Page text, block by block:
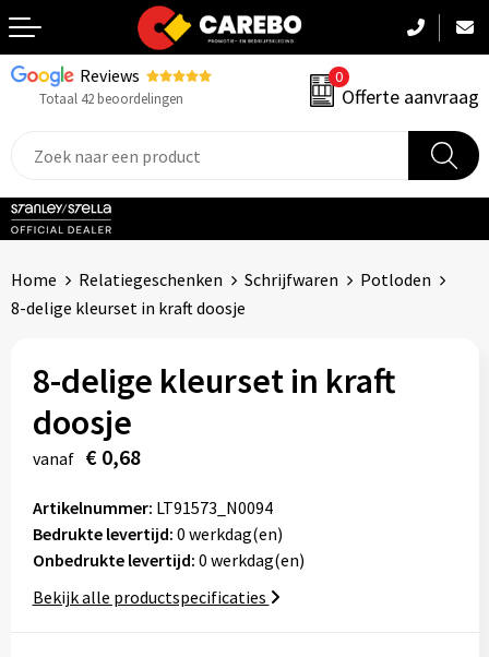
Reviews
Totaal 42 beoordelingen
0
Offerte aanvraag
Terug
Sportkleding
Handdoeken & Dekens
Kinderkleding
Tassen
Relatiegeschenken
Home Relatiegeschenken Schrijfwaren
Potloden
8-delige kleurset in kraft doosje
8-delige kleurset in kraft
doosje
vanaf € 0,68
Artikelnummer: LT91573_N0094
Bedrukte levertijd: 0 werkdag(en)
Onbedrukte levertijd: 0 werkdag(en)
Bekijk alle productspecificaties